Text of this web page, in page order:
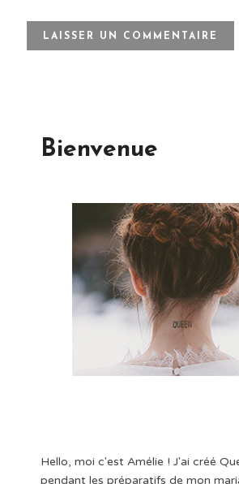
Bienvenue
Hello, moi c'est Amélie ! J'ai créé
pendant les préparatifs de mon